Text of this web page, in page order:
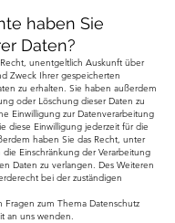
haben Sie
Daten?
unentgeltlich Auskunft über
Zweck Ihrer gespeicherten
zu erhalten. Sie haben außerdem
oder Löschung dieser Daten zu
Einwilligung zur Datenverarbeitung
diese Einwilligung jederzeit für die
haben Sie das Recht, unter
Einschränkung der Verarbeitung
Daten zu verlangen. Des Weiteren
bei der zuständigen
Fragen zum Thema Datenschutz
an uns wenden.